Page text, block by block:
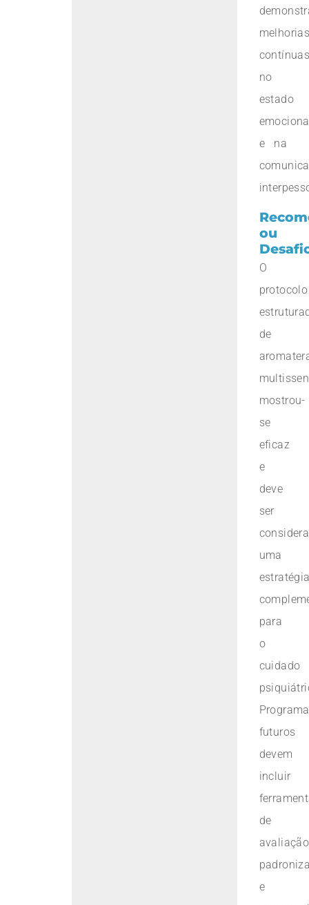
no
estado
e na
ou
O
protocolo
de
mostrou-
se
eficaz
e
deve
ser
uma
para
o
cuidado
futuros
devem
incluir
de
avaliação
e